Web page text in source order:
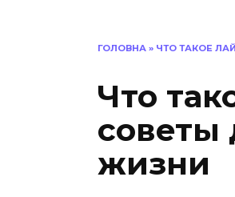
ГОЛОВНА » ЧТО ТАКОЕ
Что
советы
жизни